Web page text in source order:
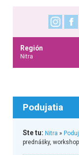
Región
Nitra
Podujatia
Ste tu: Nitra »
prednášky,